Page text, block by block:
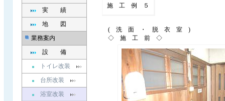
実 績
地 図
業務案内
設 備
トイレ改装
台所改装
浴室改装
施 工 例 ５
( 洗 面 ・ 脱 衣 室 )
◇ 施 工 前 ◇